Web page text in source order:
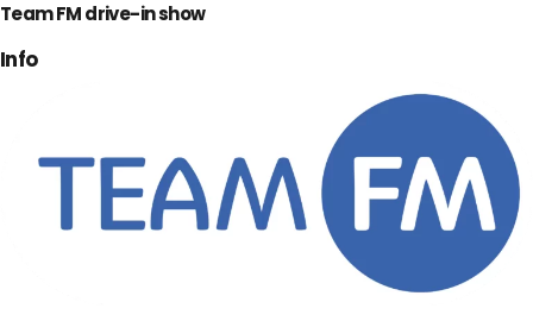
Team FM drive-in show
Info